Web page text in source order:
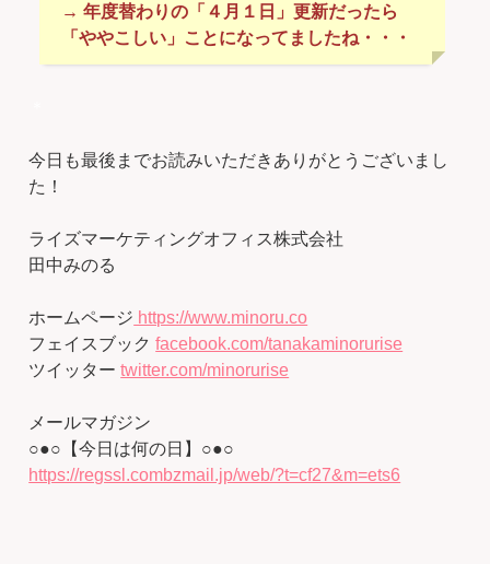
→ 年度替わりの「４月１日」更新だったら
「ややこしい」ことになってましたね・・・
今日も最後までお読みいただきありがとうございまし
た！
ライズマーケティングオフィス株式会社
田中みのる
ホームページ https://www.minoru.co
フェイスブックfacebook.com/tanakaminorurise
ツイッターtwitter.com/minorurise
メールマガジン
○●○【今日は何の日】○●○
https://regssl.combzmail.jp/web/?t=cf27&m=ets6